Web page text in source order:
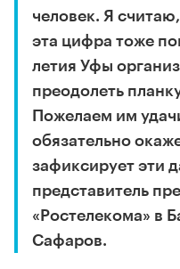
человек. Я
эта цифра тоже
летия Уфы
преодолеть
Пожелаем им
обязательно
зафиксирует эти
представитель
«Ростелекома» в
Сафаров.